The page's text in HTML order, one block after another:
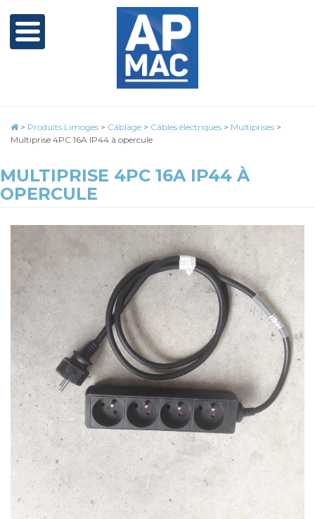
> Produits Limoges > Câblage > Câbles électriques > Multiprises >
Multiprise 4PC 16A IP44 à opercule
MULTIPRISE 4PC 16A IP44 À
OPERCULE